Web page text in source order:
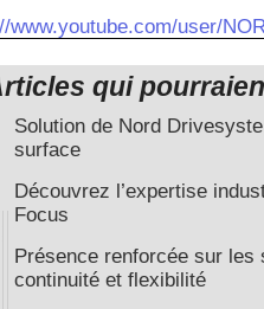
www.youtube.com/user/
qui
Solution de Nord
surface
Découvrez l’expertise
Focus
Présence renforcée sur les
continuité et flexibilité